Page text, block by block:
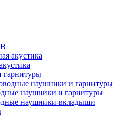
акустика
наушники и гарнитуры
наушники и гарнитуры
наушники-вкладыши